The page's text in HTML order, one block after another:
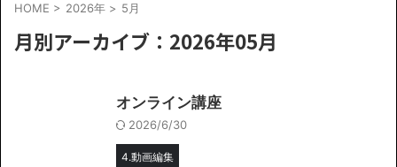
HOME > 2026年 > 5月
月別アーカイブ：2026年05月
オンライン講座
2026/6/30
4.動画編集